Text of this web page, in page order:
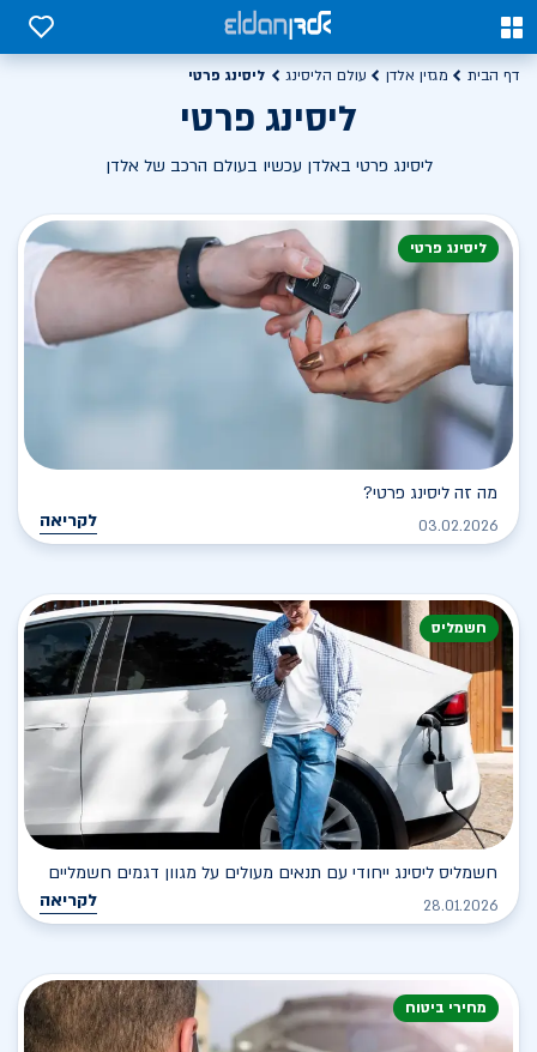
0
0
דף הבית מגזין אלדן עולם הליסינג ליסינג פרטי
ליסינג פרטי
ליסינג פרטי באלדן עכשיו בעולם הרכב של אלדן
ליסינג פרטי
מה זה ליסינג פרטי?
03.02.2026 לקריאה
חשמליס
חשמליס ליסינג ייחודי עם תנאים מעולים על מגוון דגמים חשמליים
28.01.2026 לקריאה
מחירי ביטוח